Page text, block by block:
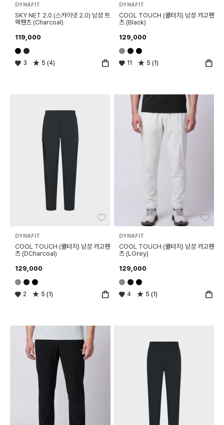
DYNAFIT
SKY NET 2.0 (스카이넷 2.0) 남성 트
랙팬츠 (Charcoal)
119,000
3 5 (4)
DYNAFIT
COOL TOUCH (쿨터치) 남성 카고팬
츠 (Black)
129,000
11 5 (1)
DYNAFIT
COOL TOUCH (쿨터치) 남성 카고팬
츠 (DCharcoal)
129,000
2 5 (1)
DYNAFIT
COOL TOUCH (쿨터치) 남성 카고팬
츠 (LGrey)
129,000
4 5 (1)